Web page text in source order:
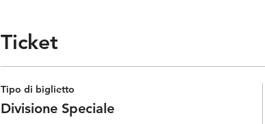
Ticket
Tipo di biglietto
Divisione Speciale